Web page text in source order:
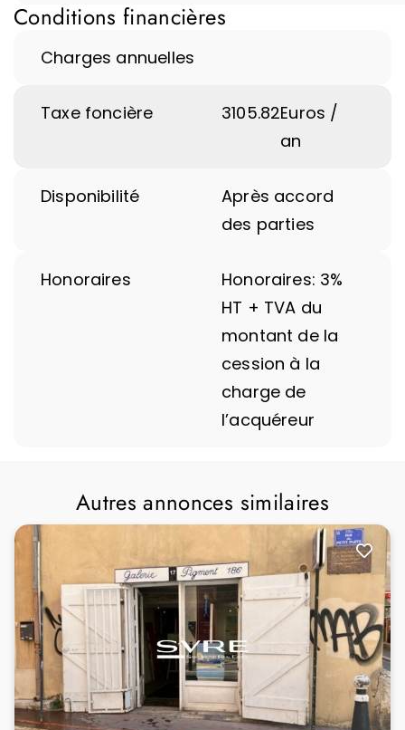
Conditions financières
Charges annuelles
Taxe foncière 3105.82Euros /
an
Disponibilité
Après accord
des parties
Honoraires
Honoraires: 3%
HT + TVA du
montant de la
cession à la
charge de
l’acquéreur
Autres annonces similaires